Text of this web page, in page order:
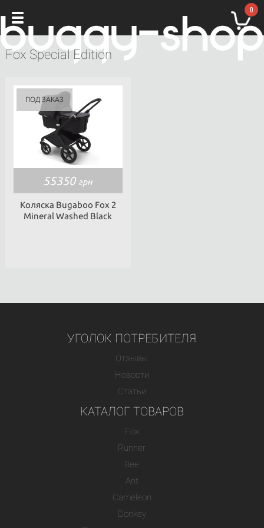
0
Fox Special Edition
55350 грн
Коляска Bugaboo Fox 2
Mineral Washed Black
УГОЛОК ПОТРЕБИТЕЛЯ
Отзывы
Новости
Статьи
КАТАЛОГ ТОВАРОВ
Fox
Runner
Bee
Ant
Cameleon
Donkey